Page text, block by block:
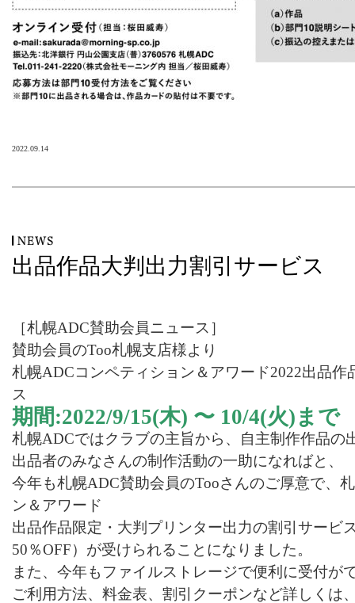
2022.09.14
出品作品大判出力割引サービス
［札幌ADC賛助会員ニュース］
賛助会員のToo札幌支店様より
札幌ADCコンペティション＆アワード2022出品作
ス
期間:2022/9/15(木) 〜 10/4(火)まで
札幌ADCではクラブの主旨から、自主制作作品の
出品者のみなさんの制作活動の一助になればと、
今年も札幌ADC賛助会員のTooさんのご厚意で、
ン＆アワード
出品作品限定・大判プリンター出力の割引サービ
50％OFF）が受けられることになりました。
また、今年もファイルストレージで便利に受付が
ご利用方法、料金表、割引クーポンなど詳しくは